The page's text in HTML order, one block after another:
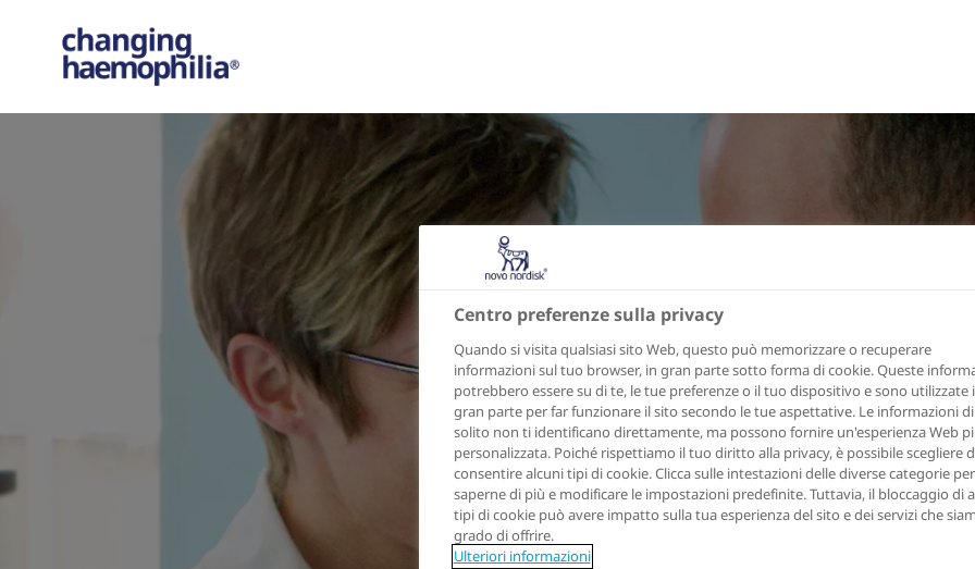
Centro preferenze sulla privacy
Quando si visita qualsiasi sito Web, questo può memorizzare o recuperare
informazioni sul tuo browser, in gran parte sotto forma di cookie. Queste
potrebbero essere su di te, le tue preferenze o il tuo dispositivo e sono utilizzate
gran parte per far funzionare il sito secondo le tue aspettative. Le informazioni di
solito non ti identificano direttamente, ma possono fornire un'esperienza Web
personalizzata. Poiché rispettiamo il tuo diritto alla privacy, è possibile scegliere
consentire alcuni tipi di cookie. Clicca sulle intestazioni delle diverse categorie per
saperne di più e modificare le impostazioni predefinite. Tuttavia, il bloccaggio di
tipi di cookie può avere impatto sulla tua esperienza del sito e dei servizi che
grado di offrire.
Ulteriori informazioni